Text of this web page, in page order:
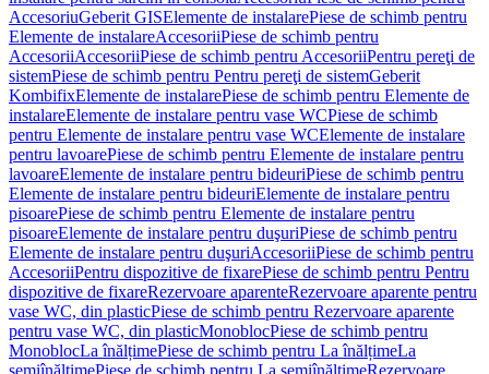
AccesoriuGeberit GISElemente de instalarePiese de schimb pentru
Elemente de instalareAccesoriiPiese de schimb pentru
AccesoriiAccesoriiPiese de schimb pentru AccesoriiPentru pereţi de
sistemPiese de schimb pentru Pentru pereţi de sistemGeberit
KombifixElemente de instalarePiese de schimb pentru Elemente de
instalareElemente de instalare pentru vase WCPiese de schimb
pentru Elemente de instalare pentru vase WCElemente de instalare
pentru lavoarePiese de schimb pentru Elemente de instalare pentru
lavoareElemente de instalare pentru bideuriPiese de schimb pentru
Elemente de instalare pentru bideuriElemente de instalare pentru
pisoarePiese de schimb pentru Elemente de instalare pentru
pisoareElemente de instalare pentru duşuriPiese de schimb pentru
Elemente de instalare pentru duşuriAccesoriiPiese de schimb pentru
AccesoriiPentru dispozitive de fixarePiese de schimb pentru Pentru
dispozitive de fixareRezervoare aparenteRezervoare aparente pentru
vase WC, din plasticPiese de schimb pentru Rezervoare aparente
pentru vase WC, din plasticMonoblocPiese de schimb pentru
MonoblocLa înălțimePiese de schimb pentru La înălțimeLa
semiînălțimePiese de schimb pentru La semiînălțimeRezervoare